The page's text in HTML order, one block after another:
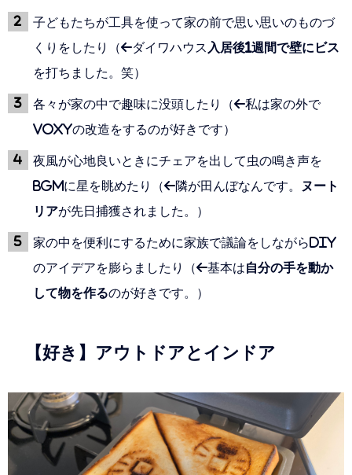
子どもたちが工具を使って家の前で思い思いのものづ
くりをしたり（←ダイワハウス 入居後1週間で壁にビス
を打ちました。笑）
各々が家の中で趣味に没頭したり（←私は家の外で
VOXYの改造をするのが好きです）
夜風が心地良いときにチェアを出して虫の鳴き声を
BGMに星を眺めたり（←隣が田んぼなんです。
ヌート
リアが先日捕獲されました。）
家の中を便利にするために家族で議論をしながらDIY
のアイデアを膨らましたり（←基本は自分の手を動か
して物を作るのが好きです。）
【好き】アウトドアとインドア